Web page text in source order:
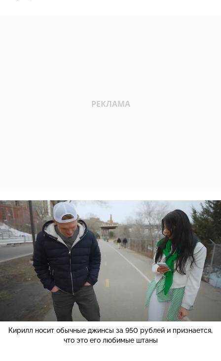
Кирилл носит обычные джинсы за 950 рублей и признается,
что это его любимые штаны